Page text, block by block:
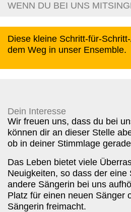
WENN DU BEI UNS
Diese kleine Schritt-für-
dem Weg in unser Ensemble.
Dein Interesse
Wir freuen uns, dass du bei
können dir an dieser Stelle
ob in deiner Stimmlage
Das Leben bietet viele
Neuigkeiten, so dass der eine
andere Sängerin bei uns
Platz für einen neuen Sänger
Sängerin freimacht.